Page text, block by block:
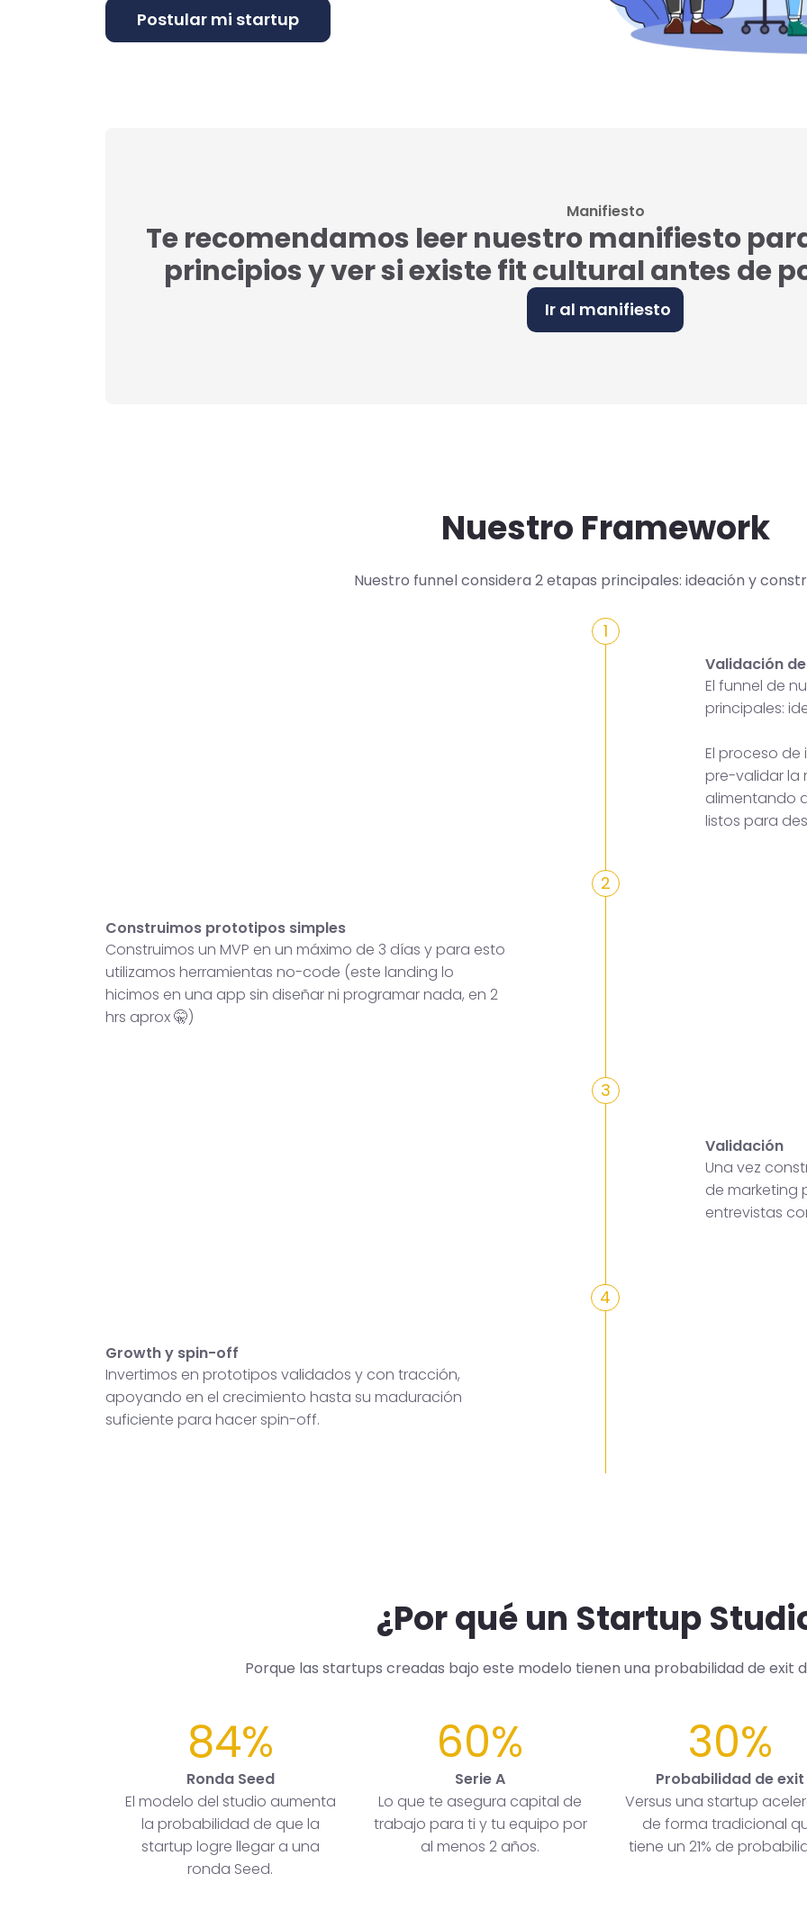
Manifiesto
Te recomendamos leer nuestro manifiesto
principios y ver si existe fit cultural antes de
Ir al manifiesto
Nuestro Framework
Nuestro funnel considera 2 etapas principales: ideación y
1
Validación
El funnel de
principales:
El proceso
pre-validar la
alimentando
listos para
Construimos prototipos simples
Construimos un MVP en un máximo de 3 días y para esto
utilizamos herramientas no-code (este landing lo
hicimos en una app sin diseñar ni programar nada, en 2
hrs aprox 🤫)
2
3
Validación
Una vez
de marketing
entrevistas
Growth y spin-off
Invertimos en prototipos validados y con tracción,
apoyando en el crecimiento hasta su maduración
suficiente para hacer spin-off.
4
¿Por qué un Startup
Porque las startups creadas bajo este modelo tienen una probabilidad de exit
84%
Ronda Seed
El modelo del studio aumenta
la probabilidad de que la
startup logre llegar a una
ronda Seed.
60%
Serie A
Lo que te asegura capital de
trabajo para ti y tu equipo por
al menos 2 años.
30%
Probabilidad de exit
Versus una startup
de forma tradicional
tiene un 21% de